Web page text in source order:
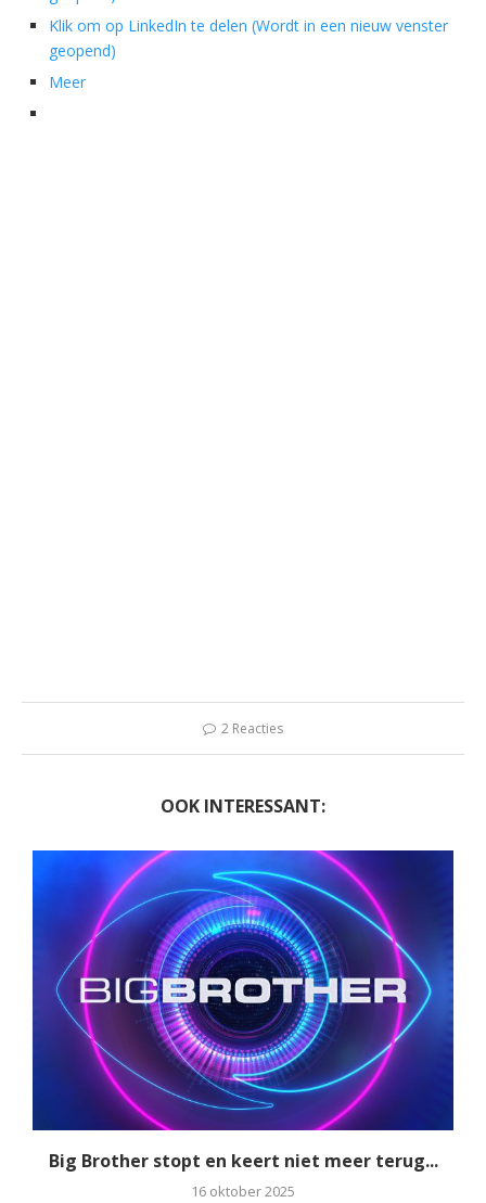
Klik om op LinkedIn te delen (Wordt in een nieuw venster
geopend)
Meer
2 Reacties
OOK INTERESSANT:
Big Brother stopt en keert niet meer terug...
16 oktober 2025